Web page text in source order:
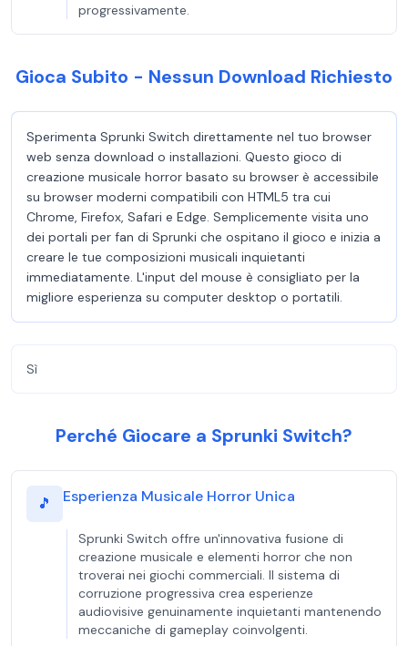
progressivamente.
Gioca Subito - Nessun Download Richiesto
Sperimenta Sprunki Switch direttamente nel tuo browser
web senza download o installazioni. Questo gioco di
creazione musicale horror basato su browser è accessibile
su browser moderni compatibili con HTML5 tra cui
Chrome, Firefox, Safari e Edge. Semplicemente visita uno
dei portali per fan di Sprunki che ospitano il gioco e inizia a
creare le tue composizioni musicali inquietanti
immediatamente. L'input del mouse è consigliato per la
migliore esperienza su computer desktop o portatili.
Sì
Perché Giocare a Sprunki Switch?
🎵 Esperienza Musicale Horror Unica
Sprunki Switch offre un'innovativa fusione di
creazione musicale e elementi horror che non
troverai nei giochi commerciali. Il sistema di
corruzione progressiva crea esperienze
audiovisive genuinamente inquietanti mantenendo
meccaniche di gameplay coinvolgenti.